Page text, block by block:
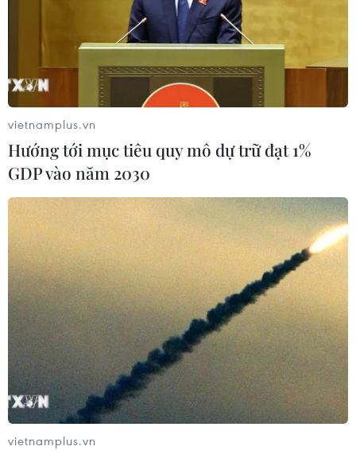
Bộ Công Thương vừa ban hành Quyết định về tiến hành
điều tra áp dụng biện pháp chống bán phá giá đối với
một số sản phẩm ván gỗ công nghiệp có xuất xứ từ Thái
Lan và Malaysia nhập khẩu vào Việt Nam.
vietnamplus.vn
Hướng tới mục tiêu quy mô dự trữ đạt 1%
GDP vào năm 2030
vietnamplus.vn